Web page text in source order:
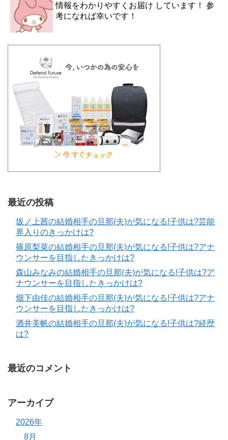
情報をわかりやすくお届け しています！ 参
考になれば幸いです！
最近の投稿
坂ノ上茜の結婚相手の旦那(夫)が気になる!子供は?芸能
界入りのきっかけは?
篠原梨菜の結婚相手の旦那(夫)が気になる!子供は?アナ
ウンサーを目指したきっかけは?
森山みなみの結婚相手の旦那(夫)が気になる!子供は?ア
ナウンサーを目指したきっかけは?
畑下由佳の結婚相手の旦那(夫)が気になる!子供は?アナ
ウンサーを目指したきっかけは?
酒井美帆の結婚相手の旦那(夫)が気になる!子供は?経歴
は?
最近のコメント
アーカイブ
2026年
8月